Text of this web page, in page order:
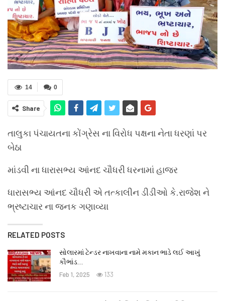
0
14
Share
તાલુકા પંચાયતના કોંગ્રેસ ના વિરોધ પક્ષના નેતા ધરણાં પર
બેઠા
માંડવી ના ધારાસભ્ય આંનદ ચૌધરી ધરનામાં હાજર
ધારાસભ્ય આંનદ ચૌધરી એ તત્કાલીન ડીડીઓ કે.રાજેશ ને
ભ્રષ્ટાચાર ના જનક ગણાવ્યા
RELATED POSTS
સોલારમાં ટેન્ડર નાખવાના નામે મકાન ભાડે લઈ આખું
કૌભાંડ…
Feb 1, 2025 133